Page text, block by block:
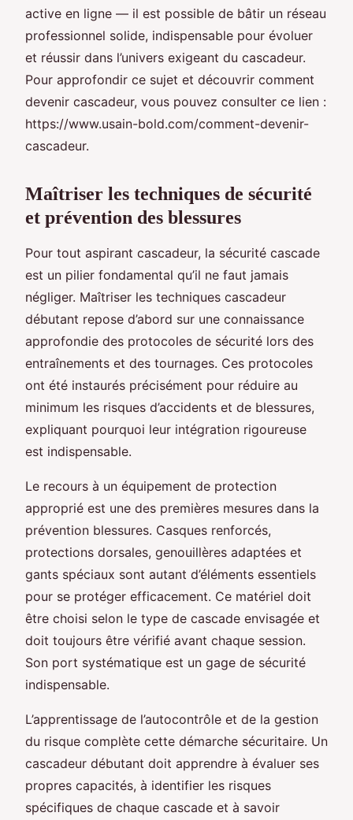
active en ligne — il est possible de bâtir un réseau
professionnel solide, indispensable pour évoluer
et réussir dans l’univers exigeant du cascadeur.
Pour approfondir ce sujet et découvrir comment
devenir cascadeur, vous pouvez consulter ce lien :
https://www.usain-bold.com/comment-devenir-
cascadeur.
Maîtriser les techniques de sécurité
et prévention des blessures
Pour tout aspirant cascadeur, la sécurité cascade
est un pilier fondamental qu’il ne faut jamais
négliger. Maîtriser les techniques cascadeur
débutant repose d’abord sur une connaissance
approfondie des protocoles de sécurité lors des
entraînements et des tournages. Ces protocoles
ont été instaurés précisément pour réduire au
minimum les risques d’accidents et de blessures,
expliquant pourquoi leur intégration rigoureuse
est indispensable.
Le recours à un équipement de protection
approprié est une des premières mesures dans la
prévention blessures. Casques renforcés,
protections dorsales, genouillères adaptées et
gants spéciaux sont autant d’éléments essentiels
pour se protéger efficacement. Ce matériel doit
être choisi selon le type de cascade envisagée et
doit toujours être vérifié avant chaque session.
Son port systématique est un gage de sécurité
indispensable.
L’apprentissage de l’autocontrôle et de la gestion
du risque complète cette démarche sécuritaire. Un
cascadeur débutant doit apprendre à évaluer ses
propres capacités, à identifier les risques
spécifiques de chaque cascade et à savoir